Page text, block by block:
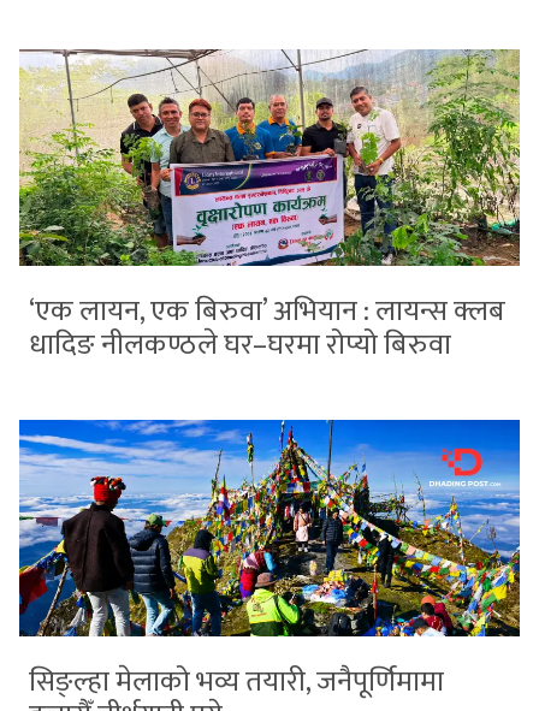
‘एक लायन, एक बिरुवा’ अभियान : लायन्स क्लब
धादिङ नीलकण्ठले घर–घरमा रोप्यो बिरुवा
सिङ्ल्हा मेलाको भव्य तयारी, जनैपूर्णिमामा